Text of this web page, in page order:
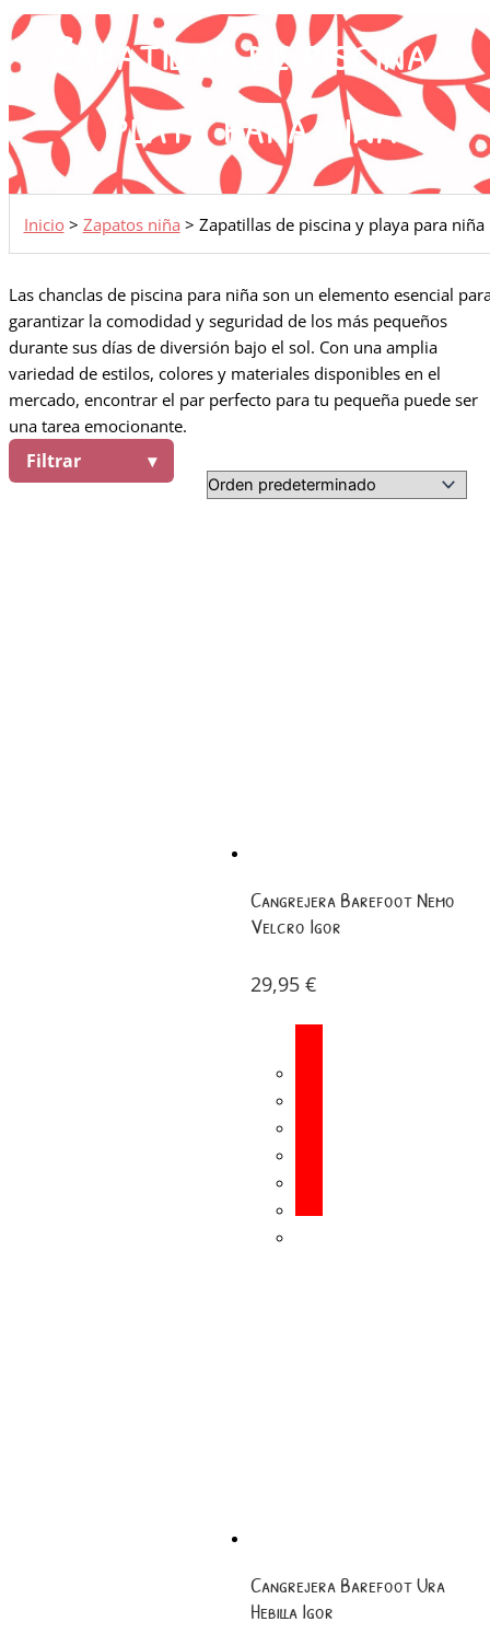
Zapatillas de piscina y
playa para niña
Inicio> Zapatos niña > Zapatillas de piscina y playa para niña
Las chanclas de piscina para niña son un elemento esencial
garantizar la comodidad y seguridad de los más pequeños
durante sus días de diversión bajo el sol. Con una amplia
variedad de estilos, colores y materiales disponibles en el
mercado, encontrar el par perfecto para tu pequeña puede ser
una tarea emocionante.
Filtrar
Cangrejera Barefoot Nemo
Velcro Igor
29,95 €
Cangrejera Barefoot Ura
Hebilla Igor